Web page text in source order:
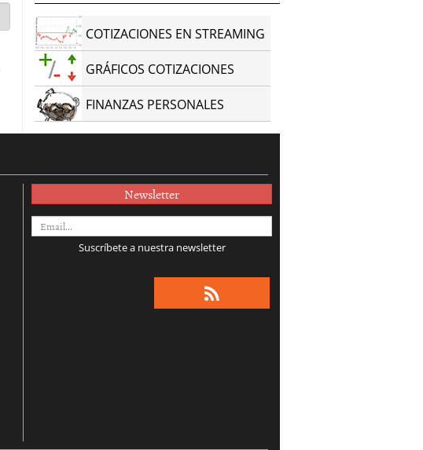
COTIZACIONES EN STREAMING
GRÁFICOS COTIZACIONES
FINANZAS PERSONALES
Newsletter
Suscríbete a nuestra newsletter